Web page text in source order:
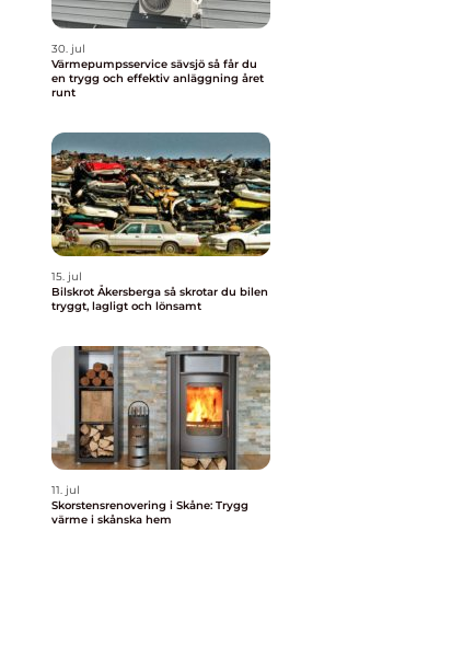
30. jul
Värmepumpsservice sävsjö så får du
en trygg och effektiv anläggning året
runt
15. jul
Bilskrot Åkersberga så skrotar du bilen
tryggt, lagligt och lönsamt
11. jul
Skorstensrenovering i Skåne: Trygg
värme i skånska hem